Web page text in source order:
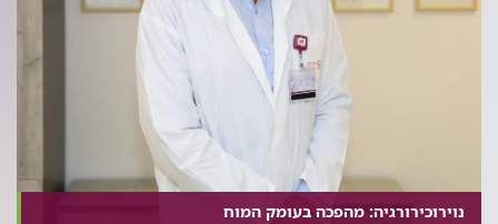
נוירוכירורגיה: מהפכה בעומק המוח